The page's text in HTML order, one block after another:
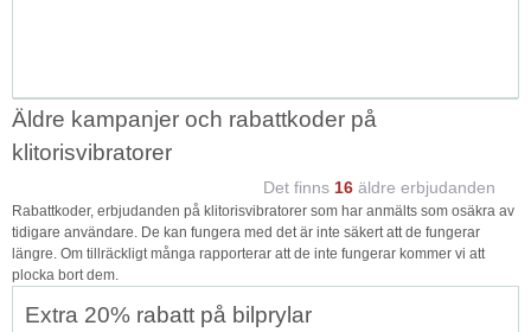
Äldre kampanjer och rabattkoder på
klitorisvibratorer
Det finns 16 äldre erbjudanden
Rabattkoder, erbjudanden på klitorisvibratorer som har anmälts som osäkra av
tidigare användare. De kan fungera med det är inte säkert att de fungerar
längre. Om tillräckligt många rapporterar att de inte fungerar kommer vi att
plocka bort dem.
Extra 20% rabatt på bilprylar